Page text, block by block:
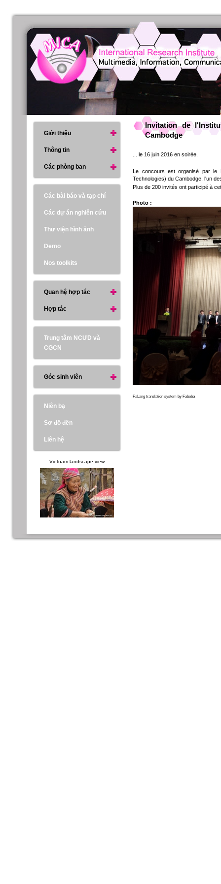
Invitation de
Cambodge
... le 16 juin 2016 en soirée.
Le concours est organisé par le
Technologies) du Cambodge, l'un
Plus de 200 invités ont participé à
Photo :
FaLang translation system by Faboba
Giới thiệu
Thông tin
Các phòng ban
Các bài báo và tạp chí
Các dự án nghiên cứu
Thư viện hình ảnh
Demo
Nos toolkits
Quan hệ hợp tác
Hợp tác
Trung tâm NCƯD và
CGCN
Góc sinh viên
Niên bạ
Sơ đồ đến
Liên hệ
Vietnam landscape view